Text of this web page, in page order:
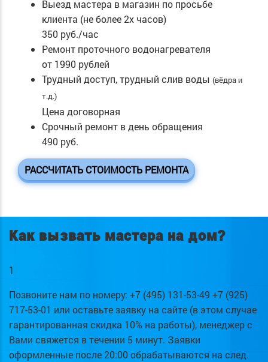
Выезд мастера в магазин по просьбе
клиента (не более 2х часов)
350 руб./час
Ремонт проточного водонагревателя
от 1990 рублей
Трудный доступ, трудный слив воды (вёдра и
т.д.)
Цена договорная
Срочный ремонт в день обращения
490 руб.
РАССЧИТАТЬ СТОИМОСТЬ РЕМОНТА
Как вызвать мастера на дом?
1
Позвоните нам по номеру: +7 (495) 131-53-49 +7 (925)
717-53-01 или оставьте заявку на сайте (в этом случае
гарантированная скидка 10% на работы), менеджер с
Вами свяжется в течении 5 минут. Заявки
оформленные после 20:00 обрабатываются на след.